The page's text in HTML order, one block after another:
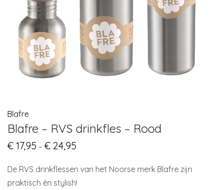
Blafre
Blafre – RVS drinkfles – Rood
€ 17,95 – € 24,95
through
De RVS drinkflessen van het Noorse merk Blafre zijn
praktisch én stylish!